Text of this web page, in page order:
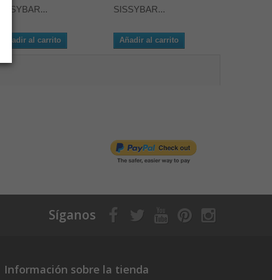
Añadir al carrito
SISSYBAR...
Añadir al carrito
Síganos
Información sobre la tienda